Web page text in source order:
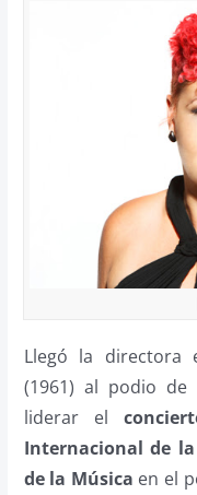
Llegó la directora
(1961) al podio de
liderar el
Internacional de
de la Música en el